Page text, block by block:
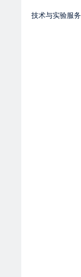
技术与实验服务